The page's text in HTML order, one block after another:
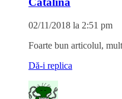
02/11/2018 la 2:51 pm
Foarte bun articolul,
Dă-i replica